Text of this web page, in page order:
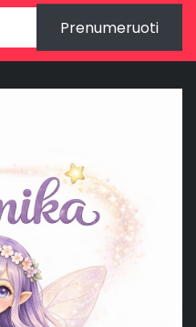
Prenumeruoti